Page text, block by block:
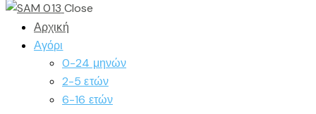
Close
Αρχική
Αγόρι
0-24 μηνών
2-5 ετών
6-16 ετών